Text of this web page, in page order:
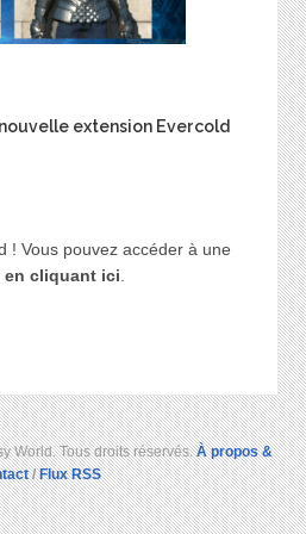
extension Evercold
! Vous pouvez accéder à une
en cliquant ici.
World. Tous droits réservés.À propos &
/Flux RSS